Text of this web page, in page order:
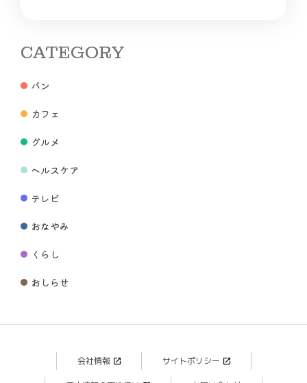
CATEGORY
パン
カフェ
グルメ
ヘルスケア
テレビ
おなやみ
くらし
おしらせ
会社情報 サイトポリシー